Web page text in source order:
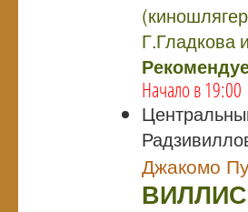
Г.Гладкова
Начало в 19:00
Джакомо